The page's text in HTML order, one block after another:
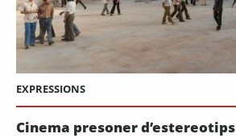
EXPRESSIONS
Cinema presoner d’estereotips